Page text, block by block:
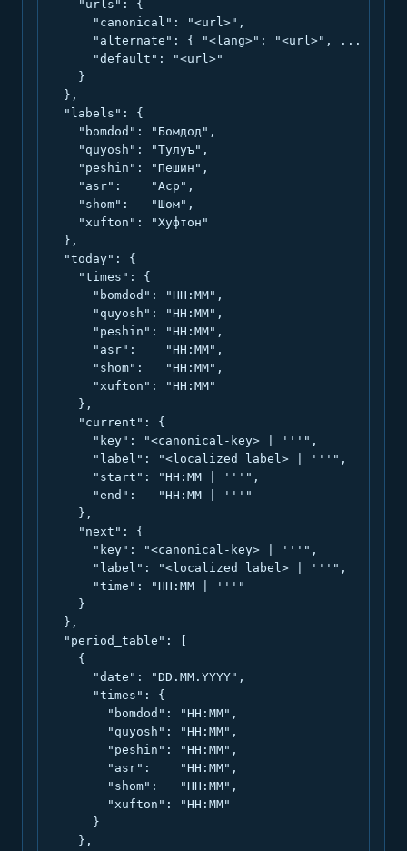
    "urls": {
      "canonical": "<url>",
      "alternate": { "<lang>": "<url>", ... },
      "default": "<url>"
    }
  },
  "labels": {
    "bomdod": "Бомдод",
    "quyosh": "Тулуъ",
    "peshin": "Пешин",
    "asr":    "Аср",
    "shom":   "Шом",
    "xufton": "Хуфтон"
  },
  "today": {
    "times": {
      "bomdod": "HH:MM",
      "quyosh": "HH:MM",
      "peshin": "HH:MM",
      "asr":    "HH:MM",
      "shom":   "HH:MM",
      "xufton": "HH:MM"
    },
    "current": {
      "key": "<canonical-key> | '''",
      "label": "<localized label> | '''",
      "start": "HH:MM | '''",
      "end":   "HH:MM | '''"
    },
    "next": {
      "key": "<canonical-key> | '''",
      "label": "<localized label> | '''",
      "time": "HH:MM | '''"
    }
  },
  "period_table": [
    {
      "date": "DD.MM.YYYY",
      "times": {
        "bomdod": "HH:MM",
        "quyosh": "HH:MM",
        "peshin": "HH:MM",
        "asr":    "HH:MM",
        "shom":   "HH:MM",
        "xufton": "HH:MM"
      }
    },